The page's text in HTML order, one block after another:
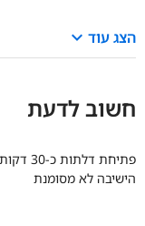
הצג עוד keyboard_arrow_down
חשוב לדעת
פתיחת דלתות כ-30 דקות לפני תחילת המופע
הישיבה לא מסומנת